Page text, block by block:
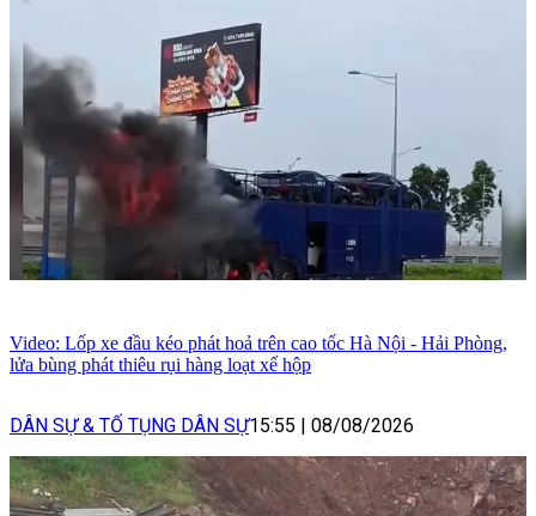
Video: Lốp xe đầu kéo phát hoả trên cao tốc Hà Nội - Hải Phòng,
lửa bùng phát thiêu rụi hàng loạt xế hộp
DÂN SỰ & TỐ TỤNG DÂN SỰ15:55 08/08/2026